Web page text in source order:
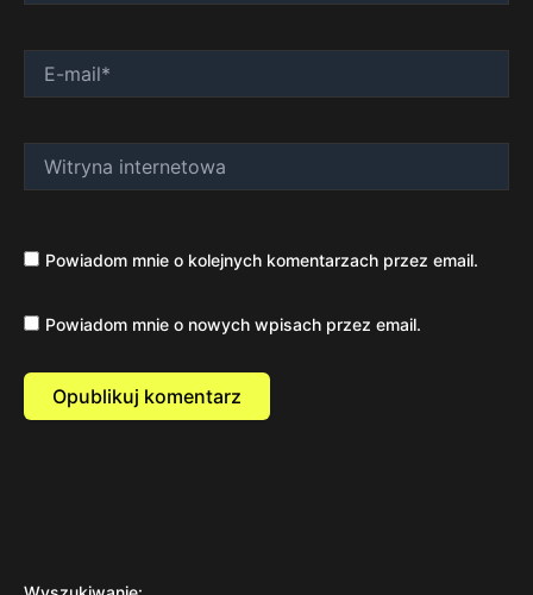
mail*
internetowa
Powiadom mnie o kolejnych komentarzach przez email.
Powiadom mnie o nowych wpisach przez email.